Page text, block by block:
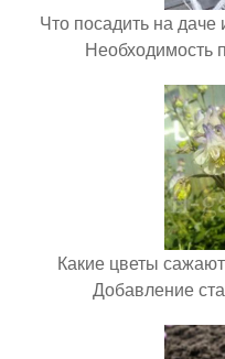
Что посадить на даче
Необходимость
Какие цветы
Добавление